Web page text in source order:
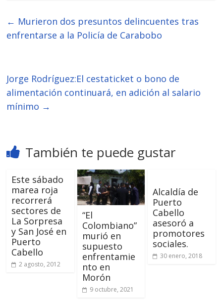
← Murieron dos presuntos delincuentes tras
enfrentarse a la Policía de Carabobo
Jorge Rodríguez:El cestaticket o bono de
alimentación continuará, en adición al salario
mínimo →
También te puede gustar
Este sábado
marea roja
recorrerá
sectores de
La Sorpresa
y San José en
Puerto
Cabello
2 agosto, 2012
“El
Colombiano”
murió en
supuesto
enfrentamie
nto en
Morón
9 octubre, 2021
Alcaldía de
Puerto
Cabello
asesoró a
promotores
sociales.
30 enero, 2018